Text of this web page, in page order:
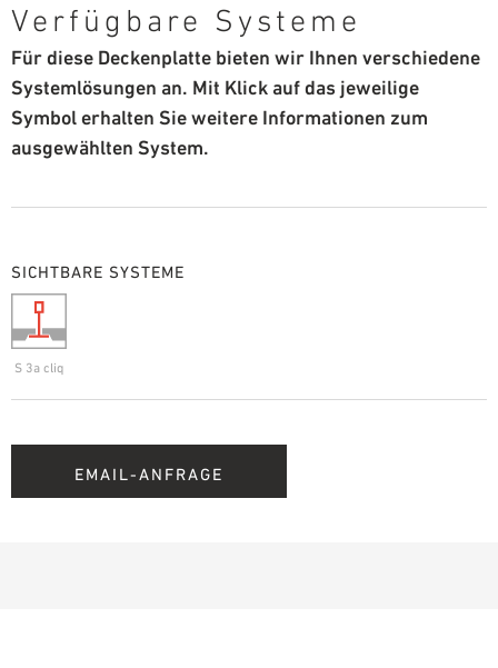
Verfügbare Systeme
Für diese Deckenplatte bieten wir Ihnen verschiedene
Systemlösungen an. Mit Klick auf das jeweilige
Symbol erhalten Sie weitere Informationen zum
ausgewählten System.
SICHTBARE SYSTEME
S 3a cliq
EMAIL-ANFRAGE